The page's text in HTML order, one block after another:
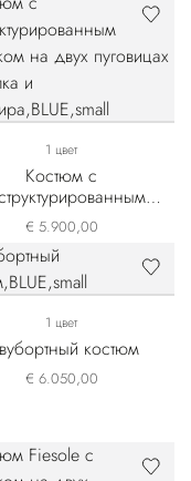
1 цвет
Костюм с
пиджаком на двух
из шелка и
кашемира
€ 5.900,00
1 цвет
костюм
€ 6.050,00